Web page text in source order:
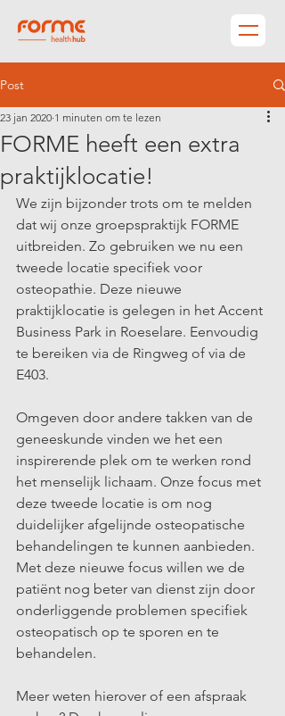
Post
FORME heeft een extra
praktijklocatie!
23 jan 2020 1 minuten om te lezen
We zijn bijzonder trots om te melden
dat wij onze groepspraktijk FORME
uitbreiden. Zo gebruiken we nu een
tweede locatie specifiek voor
osteopathie. Deze nieuwe
praktijklocatie is gelegen in het Accent
Business Park in Roeselare. Eenvoudig
te bereiken via de Ringweg of via de
E403.
Omgeven door andere takken van de
geneeskunde vinden we het een
inspirerende plek om te werken rond
het menselijk lichaam. Onze focus met
deze tweede locatie is om nog
duidelijker afgelijnde osteopatische
behandelingen te kunnen aanbieden.
Met deze nieuwe focus willen we de
patiënt nog beter van dienst zijn door
onderliggende problemen specifiek
osteopatisch op te sporen en te
behandelen.
Meer weten hierover of een afspraak